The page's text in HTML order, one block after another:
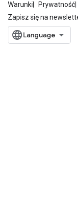
Warunki Prywatność
Zapisz się na